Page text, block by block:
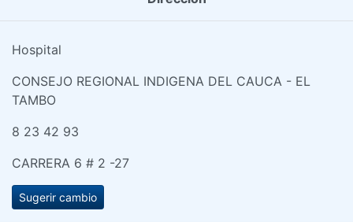
Hospital
CONSEJO REGIONAL INDIGENA DEL CAUCA - EL
TAMBO
8 23 42 93
CARRERA 6 # 2 -27
Sugerir cambio